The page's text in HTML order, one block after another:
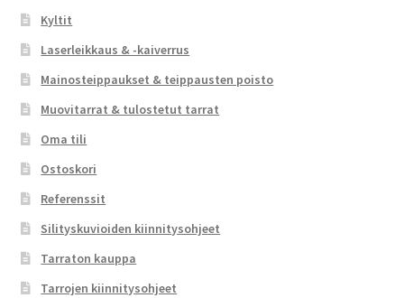
Kyltit
Laserleikkaus & -kaiverrus
Mainosteippaukset & teippausten poisto
Muovitarrat & tulostetut tarrat
Oma tili
Ostoskori
Referenssit
Silityskuvioiden kiinnitysohjeet
Tarraton kauppa
Tarrojen kiinnitysohjeet